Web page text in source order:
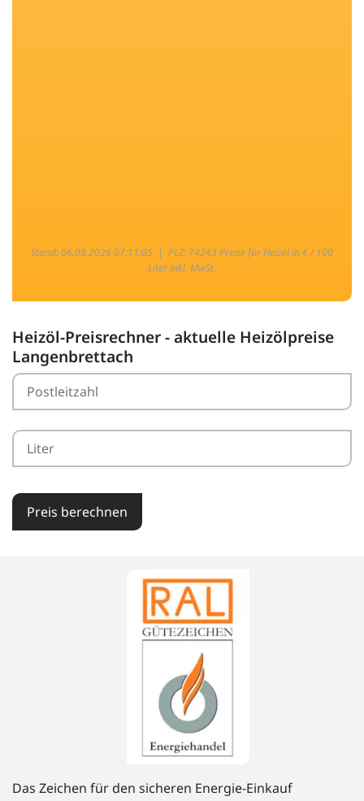
Stand: 06.08.2026 07:11:05 | PLZ: 74243 Preise für Heizöl in € / 100
Liter inkl. MwSt.
Heizöl-Preisrechner - aktuelle Heizölpreise
Langenbrettach
Preis berechnen
Das Zeichen für den sicheren Energie-Einkauf